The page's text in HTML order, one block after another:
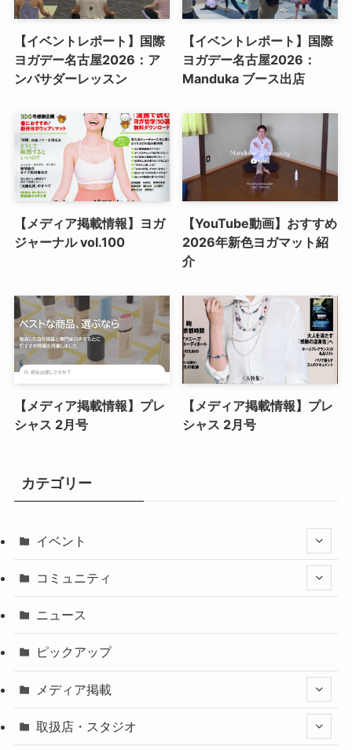
【イベントレポート】国際
ヨガデー名古屋2026：ア
ンバサダーレッスン
【イベントレポート】国際
ヨガデー名古屋2026：
Manduka ブース出店
【メディア掲載情報】ヨガ
ジャーナル vol.100
【YouTube動画】おすすめ
2026年新色ヨガマット紹
介
【メディア掲載情報】プレ
シャス 2月号
【メディア掲載情報】プレ
シャス 2月号
カテゴリー
イベント
コミュニティ
ニュース
ピックアップ
メディア掲載
取扱店・スタジオ